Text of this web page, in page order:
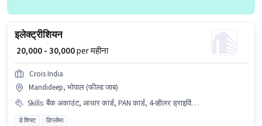
इलेक्ट्रीशियन
₹ 20,000 - 30,000per महीना
Crois India
Mandideep, भोपाल (फील्ड जाब)
Skills: बैंक अकाउंट, आधार कार्ड, PAN कार्ड, 4-व्हीलर ड्राइविंग लाइसेंस, इलेक्ट्रिकल सर्किट
डे शिफ्ट डिप्लोमा